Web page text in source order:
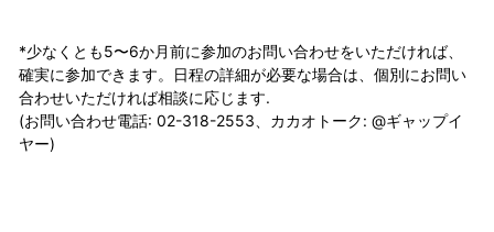
*少なくとも5〜6か月前に参加のお問い合わせをいただければ、
確実に参加できます。日程の詳細が必要な場合は、個別にお問い
合わせいただければ相談に応じます.
(お問い合わせ電話: 02-318-2553、カカオトーク: @ギャップイ
ヤー)